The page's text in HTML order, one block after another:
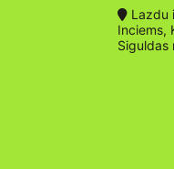
Lazdu
Inciems,
Siguldas